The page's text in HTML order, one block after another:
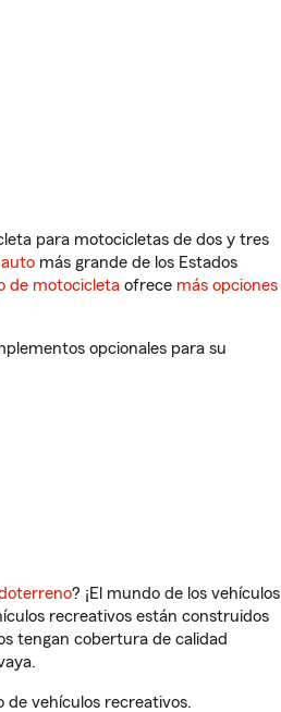
para motocicletas de dos y tres
más grande de los Estados
de motocicleta ofrece más opciones
opcionales para su
? ¡El mundo de los vehículos
recreativos están construidos
tengan cobertura de calidad
de vehículos recreativos.